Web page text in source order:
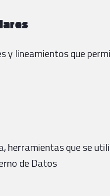
y lineamientos que
herramientas que se
de Datos